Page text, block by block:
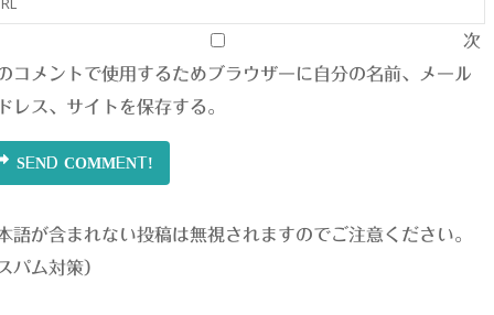
次
コメントで使用するためブラウザーに自分の名前、メール
レス、サイトを保存する。
SEND COMMENT!
語が含まれない投稿は無視されますのでご注意ください。
パム対策）